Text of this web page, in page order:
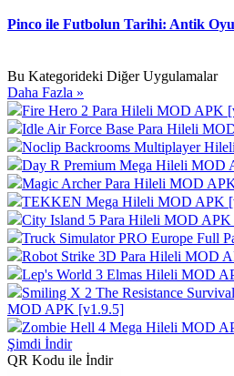
Pinco ile Futbolun Tarihi: Antik
Bu Kategorideki Diğer Uygulamalar
Daha Fazla »
Fire Hero 2 Para Hileli MOD APK
Idle Air Force Base Para Hileli
Noclip Backrooms Multiplayer
Day R Premium Mega Hileli MOD
Magic Archer Para Hileli MOD
TEKKEN Mega Hileli MOD APK
City Island 5 Para Hileli MOD
Truck Simulator PRO Europe Full
Robot Strike 3D Para Hileli MOD
Lep's World 3 Elmas Hileli MOD
Smiling X 2 The Resistance
MOD APK [v1.9.5]
Zombie Hell 4 Mega Hileli MOD
Şimdi İndir
QR Kodu ile İndir